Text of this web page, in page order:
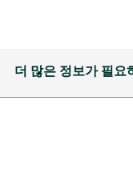
더 많은 정보가 필요